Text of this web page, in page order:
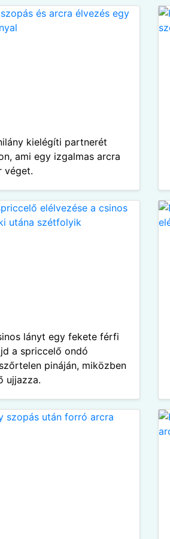
kielégíti partnerét
ami egy izgalmas arcra
véget.
lányt egy fekete férfi
a spriccelő ondó
pináján, miközben
ujjazza.